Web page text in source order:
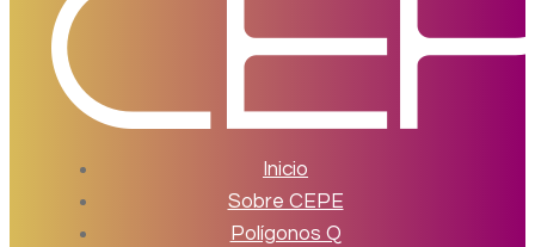
Inicio
Sobre CEPE
Polígonos Q